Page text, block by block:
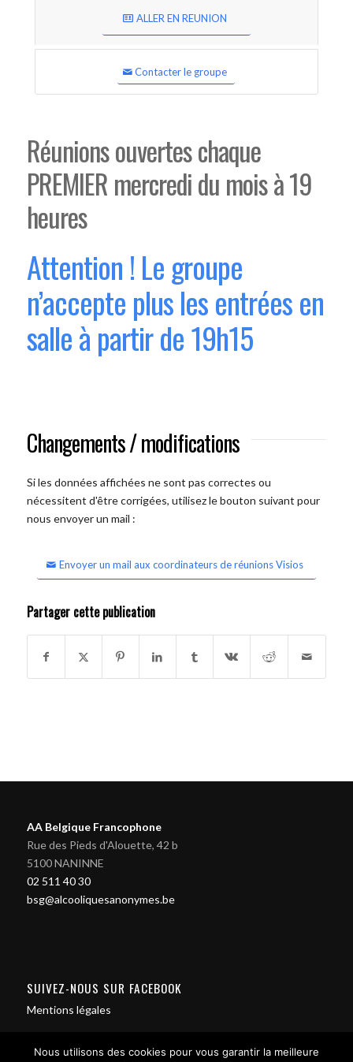
ALLER EN REUNION
Contacter le groupe
Réunions ouvertes chaque
PREMIER mercredi du mois à 19
heures
Attention ! Le groupe
n’accepte plus les entrées en
salle à partir de 19h15
Changements / modifications
Si les données affichées ne sont pas correctes ou
nécessitent d'être corrigées, utilisez le bouton suivant pour
nous envoyer un mail :
Envoyer un mail aux coordinateurs de réunions Visios
Partager cette publication
AA Belgique Francophone
Rue des Pieds d'Alouette, 42 b
5100 NANINNE
02 511 40 30
bsg@alcooliquesanonymes.be
SUIVEZ-NOUS SUR FACEBOOK
Mentions légales
Nous utilisons des cookies pour vous garantir la meilleure